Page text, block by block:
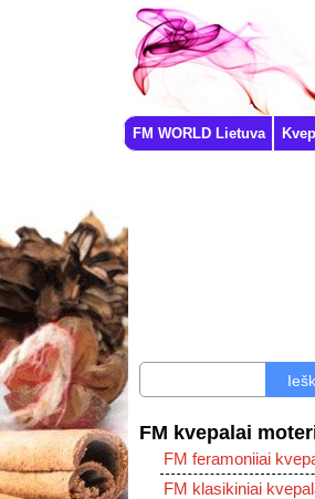
FM WORLD Lietuva
FM kvepalai
FM feramoniiai
FM klasikiniai